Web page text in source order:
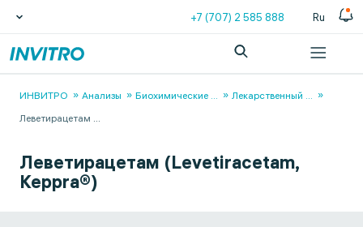
+7 (707) 2 585 888 Ru
ИНВИТРО Анализы Биохимические ... Лекарственный ...
Леветирацетам ...
Леветирацетам (Levetiracetam,
Keppra®)